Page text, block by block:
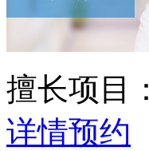
擅长项目：
详情预约